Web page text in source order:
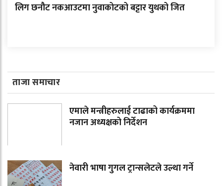
लिग छनौट नकआउटमा नुवाकोटको बट्टार युथको जित
ताजा समाचार
एमाले मन्त्रीहरुलाई टाढाको कार्यक्रममा
नजान अध्यक्षको निर्देशन
नेवारी भाषा गुगल ट्रान्सलेटले उल्था गर्ने